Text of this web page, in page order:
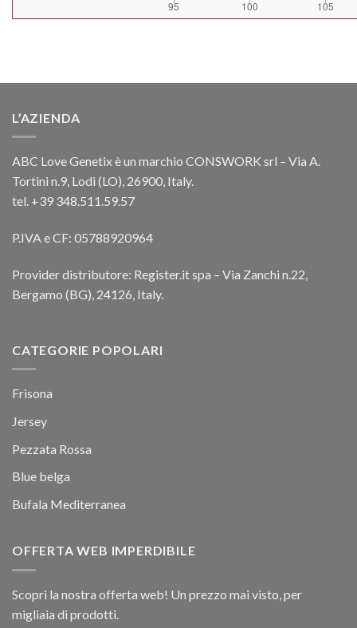
L’AZIENDA
ABC Love Genetix è un marchio CONSWORK srl – Via A.
Tortini n.9, Lodi (LO), 26900, Italy.
tel. +39 348.511.59.57
P.IVA e CF: 05788920964
Provider distributore: Register.it spa – Via Zanchi n.22,
Bergamo (BG), 24126, Italy.
CATEGORIE POPOLARI
Frisona
Jersey
Pezzata Rossa
Blue belga
Bufala Mediterranea
OFFERTA WEB IMPERDIBILE
Scopri la nostra offerta web! Un prezzo mai visto, per
migliaia di prodotti.